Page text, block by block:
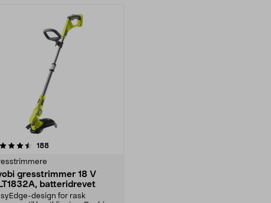
188anmeldelser
gresstrimmer 18 V
batteridrevet
design for rask